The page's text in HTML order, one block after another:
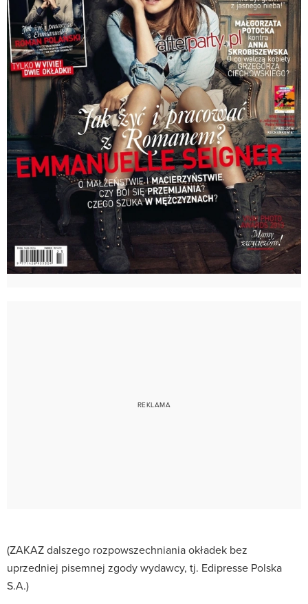
(ZAKAZ dalszego rozpowszechniania okładek bez
uprzedniej pisemnej zgody wydawcy, tj. Edipresse Polska
S.A.)